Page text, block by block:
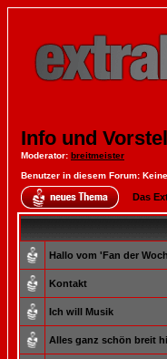
Info und
Moderator: breitmeister
Benutzer in diesem Forum: Keine
Das
Hallo vom 'Fan der
Kontakt
Ich will Musik
Alles ganz schön breit